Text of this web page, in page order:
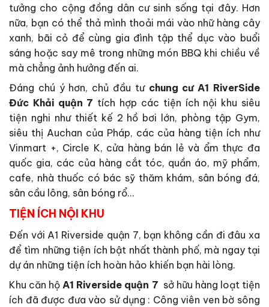
tưởng cho cộng đồng dân cư sinh sống tại đây. Hơn
nữa, bạn có thể thả mình thoải mái vào nhữ hàng cây
xanh, bãi cỏ để cùng gia đình tập thể dục vào buổi
sáng hoặc say mê trong những món BBQ khi chiều về
mà chẳng ảnh hưởng đến ai.
Đáng chú ý hơn, chủ đầu tư chung cư A1 RiverSide
Đức Khải quận 7 tích hợp các tiện ích nội khu siêu
tiện nghi như thiết kế 2 hồ bơi lớn, phòng tập Gym,
siêu thị Auchan của Pháp, các của hàng tiện ích như
Vinmart +, Circle K, cửa hàng bán lẻ và ẩm thực đa
quốc gia, các của hàng cắt tóc, quần áo, mỹ phẩm,
cafe, nhà thuốc có bác sỹ thăm khám, sân bóng đá,
sân cầu lông, sân bóng rổ…
TIỆN ÍCH NỘI KHU
Đến với A1 Riverside quận 7, bạn không cần đi đâu xa
để tìm những tiện ích bật nhất thành phố, mà ngay tại
dự án những tiện ích hoàn hảo khiến bạn hài lòng.
Khu căn hộA1 Riverside quận 7 sở hữu hàng loạt tiện
ích đã được đưa vào sử dụng : Công viên ven bờ sông